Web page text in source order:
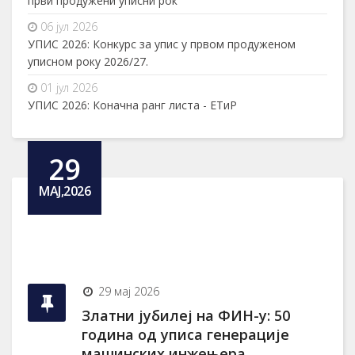
06 јул 2026
УПИС 2026: Конкурс за упис у првом продуженом
уписном року 2026/27.
01 јул 2026
УПИС 2026: Коначна ранг листа - ЕТиР
29
МАЈ,2026
29 мај 2026
Златни јубилеј на ФИН-у: 50
година од уписа генерације